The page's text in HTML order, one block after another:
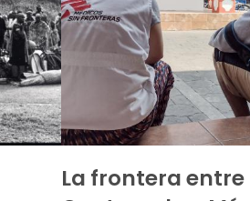
La frontera entre